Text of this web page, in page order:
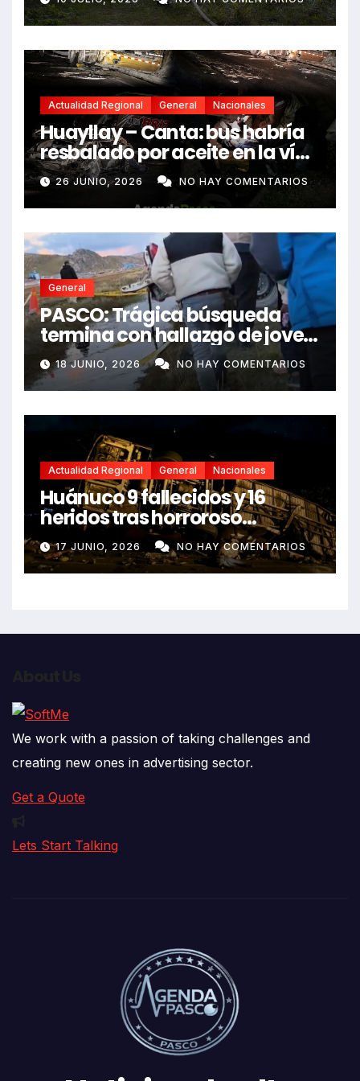
Actualidad Regional General Nacionales
Huayllay – Canta: bus habría
resbalado por aceite en la vía
e impactó auto siniestrado
dejando dos fallecidos
26 JUNIO, 2026 NO HAY COMENTARIOS
General
PASCO: Trágica búsqueda
termina con hallazgo de joven
sin vida en Rancas
18 JUNIO, 2026 NO HAY COMENTARIOS
Actualidad Regional General Nacionales
Huánuco 9 fallecidos y 16
heridos tras horroroso
despiste de bus Real Chancas
que impactó contra vivienda
17 JUNIO, 2026 NO HAY COMENTARIOS
We work with a passion of taking challenges and
creating new ones in advertising sector.
Get a Quote
Lets Start Talking